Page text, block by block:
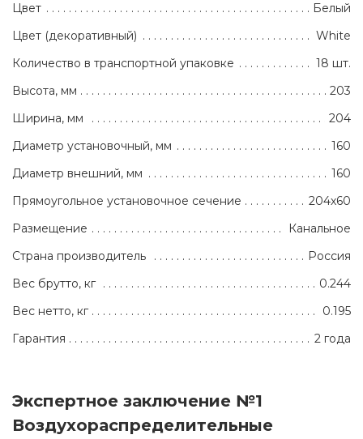
Цвет
Белый
Цвет (декоративный)
White
Количество в транспортной упаковке
18 шт.
Высота, мм
203
Ширина, мм
204
Диаметр установочный, мм
160
Диаметр внешний, мм
160
Прямоугольное установочное сечение
204х60
Размещение
Канальное
Страна производитель
Россия
Вес брутто, кг
0.244
Вес нетто, кг
0.195
Гарантия
2 года
Экспертное заключение №1
Воздухораспределительные